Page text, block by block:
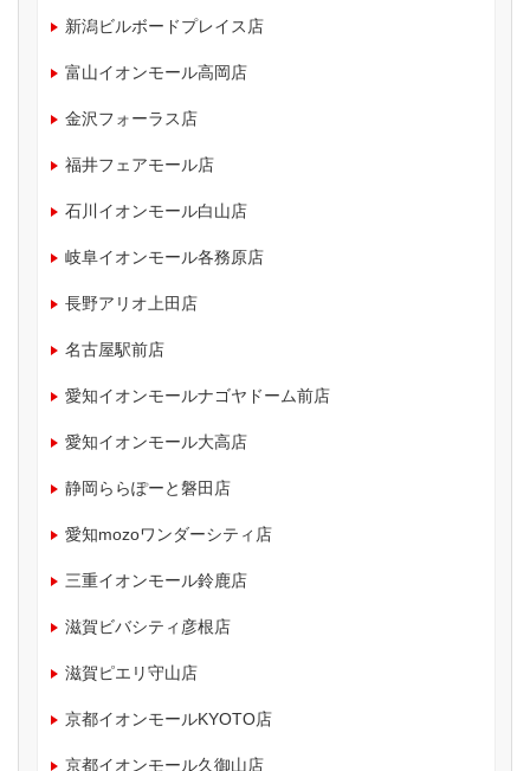
新潟ビルボードプレイス店
富山イオンモール高岡店
金沢フォーラス店
福井フェアモール店
石川イオンモール白山店
岐阜イオンモール各務原店
長野アリオ上田店
名古屋駅前店
愛知イオンモールナゴヤドーム前店
愛知イオンモール大高店
静岡ららぽーと磐田店
愛知mozoワンダーシティ店
三重イオンモール鈴鹿店
滋賀ビバシティ彦根店
滋賀ピエリ守山店
京都イオンモールKYOTO店
京都イオンモール久御山店